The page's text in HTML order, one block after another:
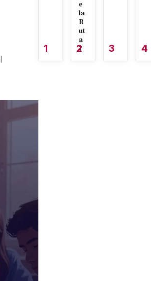
1
e
la
R
ut
a
7
2 3 4